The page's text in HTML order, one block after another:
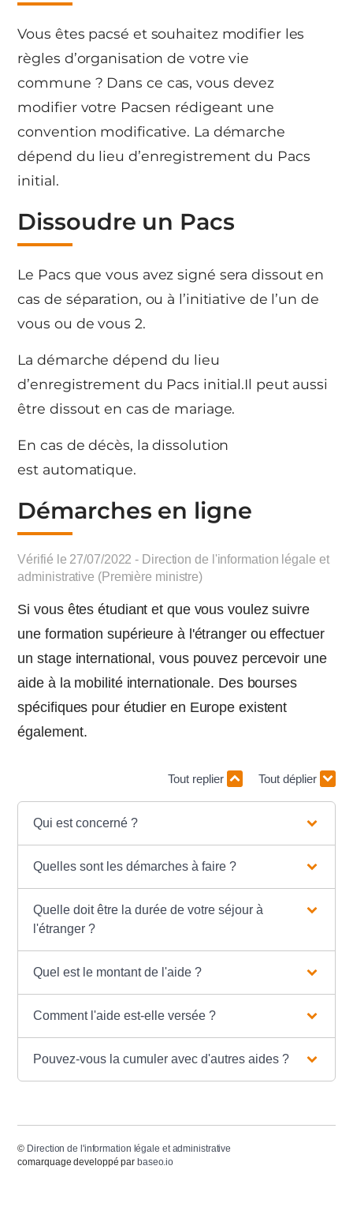
Vous êtes pacsé et souhaitez modifier les
règles d’organisation de votre vie
commune ? Dans ce cas, vous devez
modifier votre Pacsen rédigeant une
convention modificative. La démarche
dépend du lieu d’enregistrement du Pacs
initial.
Dissoudre un Pacs
Le Pacs que vous avez signé sera dissout en
cas de séparation, ou à l’initiative de l’un de
vous ou de vous 2.
La démarche dépend du lieu
d’enregistrement du Pacs initial.Il peut aussi
être dissout en cas de mariage.
En cas de décès, la dissolution
est automatique.
Démarches en ligne
Vérifié le 27/07/2022 - Direction de l'information légale et
administrative (Première ministre)
Si vous êtes étudiant et que vous voulez suivre
une formation supérieure à l'étranger ou effectuer
un stage international, vous pouvez percevoir une
aide à la mobilité internationale. Des bourses
spécifiques pour étudier en Europe existent
également.
Tout replier Tout déplier
Qui est concerné ?
Quelles sont les démarches à faire ?
Quelle doit être la durée de votre séjour à
l'étranger ?
Quel est le montant de l'aide ?
Comment l'aide est-elle versée ?
Pouvez-vous la cumuler avec d'autres aides ?
© Direction de l'information légale et administrative
comarquage developpé par baseo.io